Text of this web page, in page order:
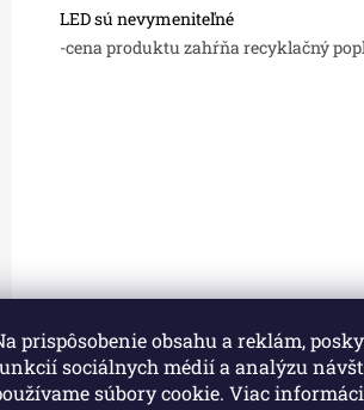
prispôsobenie obsahu a reklám,
sociálnych médií a analýzu
súbory cookie. Viac
LED sú nevymeniteľné
-cena produktu zahŕňa recyklačný
vyhradené.Upraviť nastavenie cookies